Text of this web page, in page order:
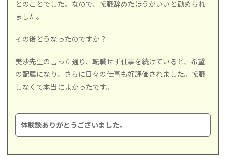
とのことでした。なので、転職辞めたほうがいいと勧められ
ました。
その後どうなったのですか？
美沙先生の言った通り、転職せず仕事を続けていると、希望
の配属になり、さらに日々の仕事も好評価されました。転職
しなくて本当によかったです。
体験談ありがとうございました。